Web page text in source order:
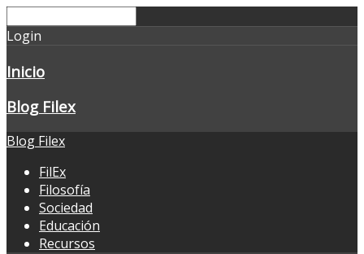
Login
Inicio
Blog Filex
Blog Filex
FilEx
Filosofía
Sociedad
Educación
Recursos